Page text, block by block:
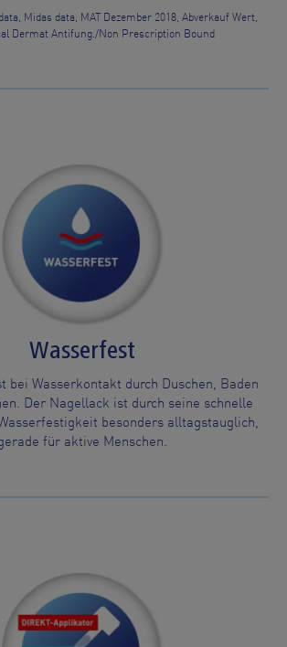
Midas data, MAT Dezember 2018, Abverkauf Wert,
Dermat Antifung./Non Prescription Bound
Wasserfest
bei Wasserkontakt durch Duschen, Baden
Der Nagellack ist durch seine schnelle
besonders alltagstauglich,
für aktive Menschen.